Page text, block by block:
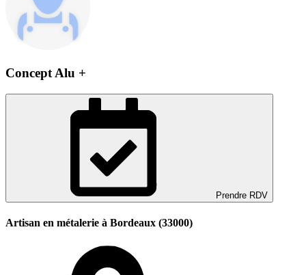
Concept Alu +
Prendre RDV
Artisan en métalerie à Bordeaux (33000)